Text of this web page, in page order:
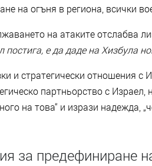
на огъня в региона, всички
на атаките отслабва
постига, е да даде на Хизбула
и стратегически отношения
партньорство с
на това“ и изрази надежда,
за предефиниране